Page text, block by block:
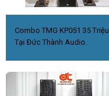
Combo TMG KP051 35 Triệu
Tại Đức Thành Audio.